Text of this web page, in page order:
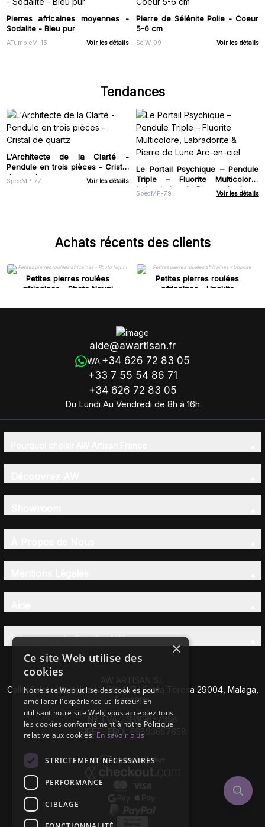
Pierres africaines moyennes -
Sodalite - Bleu pur
ATumbleM-15 Voir les détails
Pierre de Sélénite Polie - Coeur
5-6 cm
SelW-09 Voir les détails
Tendances
L'Architecte de la Clarté -
Pendule en trois pièces - Cristal
de quartz
SpecMP-77 Voir les détails
Le Portail Psychique – Pendule
Triple – Fluorite Multicolore,
Labradorite & Pierre de Lune
Arc-en-ciel
SpecMP-79 Voir les détails
Achats récents des clients
Petites pierres roulées
africaines - Photo Nguni
Petites pierres roulées
africaines - Unakite
aide@awartisan.fr
WA:+34 626 72 83 05
+33 7 55 54 86 71
+34 626 72 83 05
Du Lundi Au Vendredi de 8h à 16h
Découvrez la Famille AW
AW ARTISAN S.L
Calle Caleta de Vélez Nº 39-41 P.I Santa Teresa 29004, Malaga,
Espagne
Nº TVA: ESB93657658
SIRET- EROI: ESB93657658
×
Ce site Web utilise des
cookies
Notre site Web utilise des cookies pour
améliorer l'expérience utilisateur. En
utilisant notre site Web, vous acceptez tous
les cookies conformément à notre Politique
relative aux cookies.En savoir plus
STRICTEMENT NÉCESSAIRES
PERFORMANCE
CIBLAGE